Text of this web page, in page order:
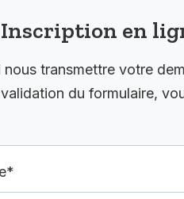
Inscription en
transmettre votre
du formulaire,